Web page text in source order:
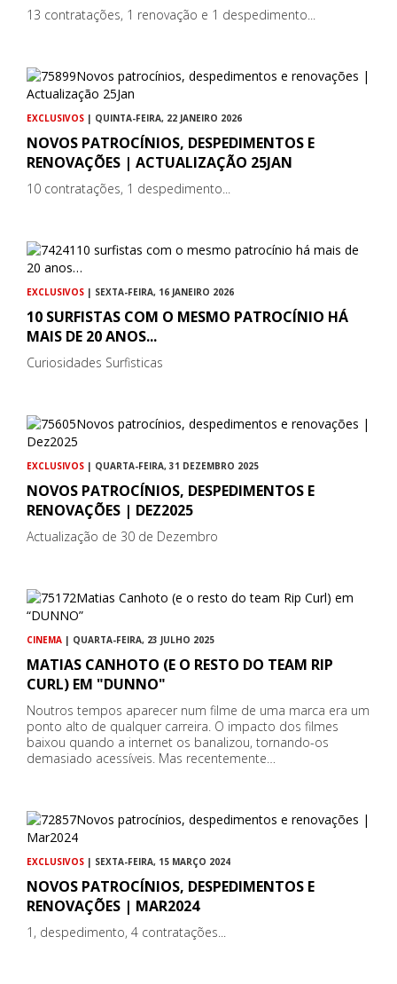
13 contratações, 1 renovação e 1 despedimento...
EXCLUSIVOS | QUINTA-FEIRA, 22 JANEIRO 2026
NOVOS PATROCÍNIOS, DESPEDIMENTOS E
RENOVAÇÕES | ACTUALIZAÇÃO 25JAN
10 contratações, 1 despedimento...
EXCLUSIVOS | SEXTA-FEIRA, 16 JANEIRO 2026
10 SURFISTAS COM O MESMO PATROCÍNIO HÁ
MAIS DE 20 ANOS...
Curiosidades Surfisticas
EXCLUSIVOS | QUARTA-FEIRA, 31 DEZEMBRO 2025
NOVOS PATROCÍNIOS, DESPEDIMENTOS E
RENOVAÇÕES | DEZ2025
Actualização de 30 de Dezembro
CINEMA | QUARTA-FEIRA, 23 JULHO 2025
MATIAS CANHOTO (E O RESTO DO TEAM RIP
CURL) EM "DUNNO"
Noutros tempos aparecer num filme de uma marca era um
ponto alto de qualquer carreira. O impacto dos filmes
baixou quando a internet os banalizou, tornando-os
demasiado acessíveis. Mas recentemente…
EXCLUSIVOS | SEXTA-FEIRA, 15 MARÇO 2024
NOVOS PATROCÍNIOS, DESPEDIMENTOS E
RENOVAÇÕES | MAR2024
1, despedimento, 4 contratações...